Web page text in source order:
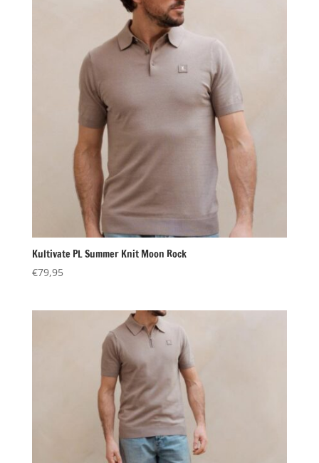
Kultivate PL Summer Knit Moon Rock
€79,95